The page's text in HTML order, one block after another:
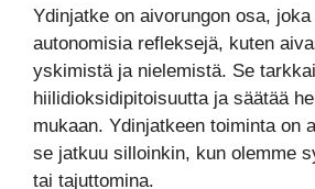
Ydinjatke on aivorungon osa,
autonomisia refleksejä, kuten
yskimistä ja nielemistä. Se
hiilidioksidipitoisuutta ja säätää
mukaan. Ydinjatkeen toiminta on
se jatkuu silloinkin, kun olemme
tai tajuttomina.